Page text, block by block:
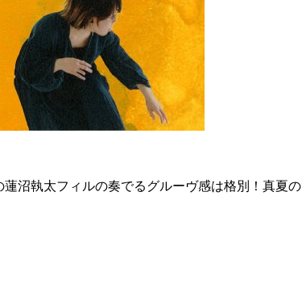
沼執太フィルの奏でるグルーヴ感は格別！真夏の